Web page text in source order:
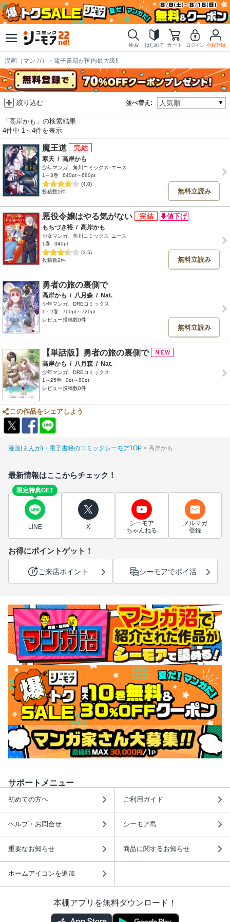
検索 はじめて カート ログイン 会員登録
漫画（マンガ）・電子書籍が国内最大級!!
並べ替え:
絞り込む
「高岸かも」の検索結果
4件中 1～4件を表示
魔王道
寒天 / 高岸かも
少年マンガ、角川コミックス･エース
1～3巻
640pt～680pt
(4.0)
投稿数1件
無料立読み
悪役令嬢はやる気がない
もちづき裕 / 高岸かも
少女マンガ、角川コミックス･エース
1巻
340pt
(3.5)
投稿数2件
無料立読み
勇者の旅の裏側で
高岸かも / 八月森 / Nat.
少年マンガ、DREコミックス
1～2巻
700pt～720pt
レビュー投稿数0件
無料立読み
【単話版】勇者の旅の裏側で
高岸かも / 八月森 / Nat.
少年マンガ、DREコミックス
1～25巻
0pt～80pt
レビュー投稿数0件
この作品をシェアしよう
漫画(まんが)・電子書籍のコミックシーモアTOP 高岸かも
最新情報はここからチェック！
限定特典GET
LINE X
シーモア
ちゃんねる
メルマガ
登録
お得にポイントゲット！
ご来店ポイント シーモアでポイ活
サポートメニュー
初めての方へ ご利用ガイド
ヘルプ・お問合せ シーモア島
重要なお知らせ 商品に関するお知らせ
ホームアイコンを追加
本棚アプリを無料ダウンロード！